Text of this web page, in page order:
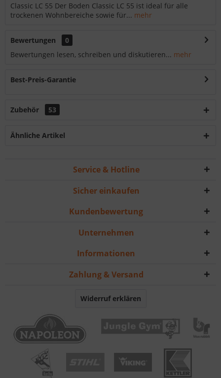
Classic LC 55 Der Boden Classic LC 55 ist ideal für alle
trockenen Wohnbereiche sowie für... mehr
Bewertungen
0
Bewertungen lesen, schreiben und diskutieren... mehr
Best-Preis-Garantie
Zubehör 53
Ähnliche Artikel
Service & Hotline
Sicher einkaufen
Kundenbewertung
Unternehmen
Informationen
Zahlung & Versand
Widerruf erklären